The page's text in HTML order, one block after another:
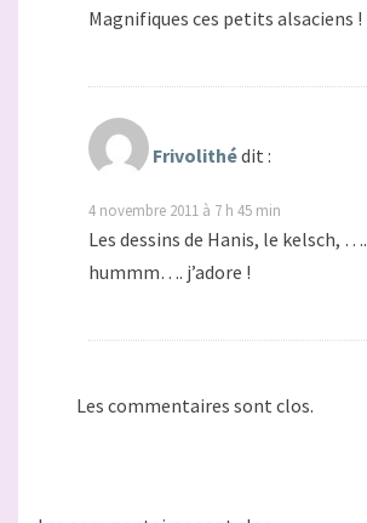
Magnifiques ces petits alsaciens !
Frivolithédit :
4 novembre 2011 à 7 h 45 min
Les dessins de Hanis, le kelsch, ….
hummm…. j’adore !
Les commentaires sont clos.